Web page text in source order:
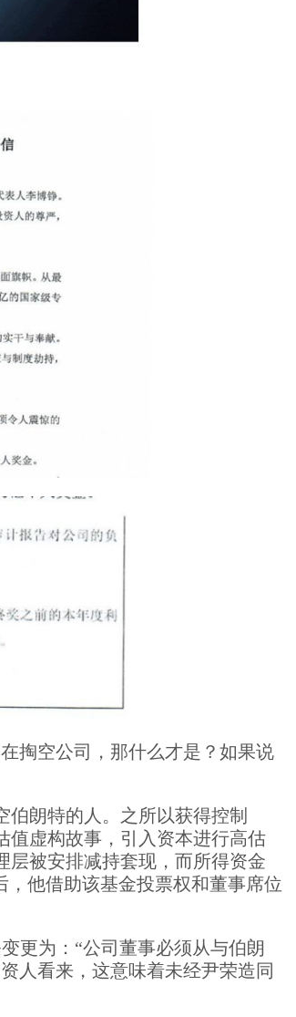
掏空公司，那什么才是？如果说
朗特的人。之所以获得控制
值虚构故事，引入资本进行高估
层被安排减持套现，而所得资金
，他借助该基金投票权和董事席位
更为：“公司董事必须从与伯朗
人看来，这意味着未经尹荣造同